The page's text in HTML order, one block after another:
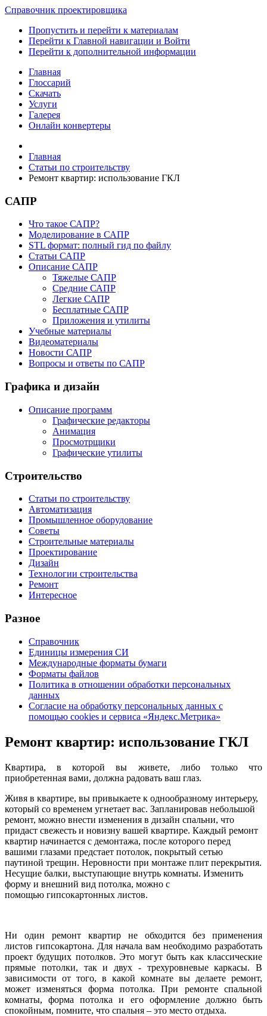
Справочник проектировщика
Пропустить и перейти к материалам
Перейти к Главной навигации и Войти
Перейти к дополнительной информации
Главная
Глоссарий
Скачать
Услуги
Галерея
Онлайн конвертеры
Главная
Статьи по строительству
Ремонт квартир: использование ГКЛ
САПР
Что такое САПР?
Моделирование в САПР
STL формат: полный гид по файлу
Статьи САПР
Описание САПР
Тяжелые САПР
Средние САПР
Легкие САПР
Бесплатные САПР
Приложения и утилиты
Учебные материалы
Видеоматериалы
Новости САПР
Вопросы и ответы по САПР
Графика и дизайн
Описание программ
Графические редакторы
Анимация
Просмотрщики
Графические утилиты
Строительство
Статьи по строительству
Автоматизация
Промышленное оборудование
Советы
Строительные материалы
Проектирование
Дизайн
Технологии строительства
Ремонт
Интересное
Разное
Справочник
Единицы измерения СИ
Международные форматы бумаги
Форматы файлов
Политика в отношении обработки персональных
данных
Согласие на обработку персональных данных с
помощью cookies и сервиса «Яндекс.Метрика»
Ремонт квартир: использование ГКЛ
Квартира, в которой вы живете, либо только что
приобретенная вами, должна радовать ваш глаз.
Живя в квартире, вы привыкаете к однообразному интерьеру,
который со временем угнетает вас. Запланировав небольшой
ремонт, можно внести изменения в дизайн спальни, что
придаст свежесть и новизну вашей квартире. Каждый ремонт
квартир начинается с демонтажа, после которого перед
вашими глазами предстает потолок, покрытый сетью
паутиной трещин. Неровности при монтаже плит перекрытия.
Несущие балки, выступающие внутрь комнаты. Изменить
форму и внешний вид потолка, можно с
помощью гипсокартонных листов.
Ни один ремонт квартир не обходится без применения
листов гипсокартона. Для начала вам необходимо разработать
проект будущих потолков. Это могут быть как классические
прямые потолки, так и двух - трехуровневые каркасы. В
зависимости от того, в какой комнате вы делаете ремонт,
может изменяться форма потолка. При ремонте спальной
комнаты, форма потолка и его оформление должно быть
спокойным, помните, что спальня – это место отдыха.